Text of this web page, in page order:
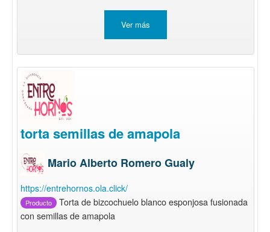
Ver más
torta semillas de amapola
Mario Alberto Romero Gualy
https://entrehornos.ola.click/
Producto
Torta de bizcochuelo blanco esponjosa fusionada
con semillas de amapola